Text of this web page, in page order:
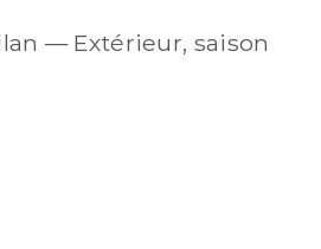
— Extérieur, saison